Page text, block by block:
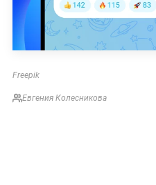
Freepik
Евгения Колесникова